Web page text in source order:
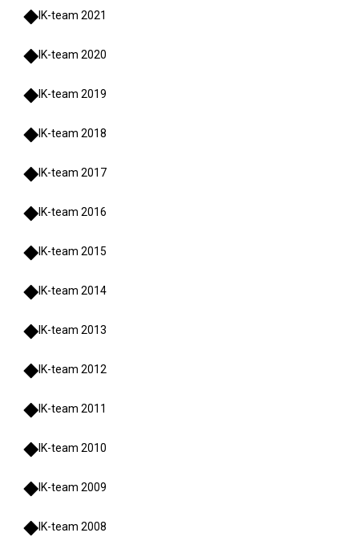
IK-team 2021
IK-team 2020
IK-team 2019
IK-team 2018
IK-team 2017
IK-team 2016
IK-team 2015
IK-team 2014
IK-team 2013
IK-team 2012
IK-team 2011
IK-team 2010
IK-team 2009
IK-team 2008